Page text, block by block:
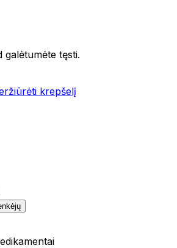
galėtumėte tęsti.
krepšelį